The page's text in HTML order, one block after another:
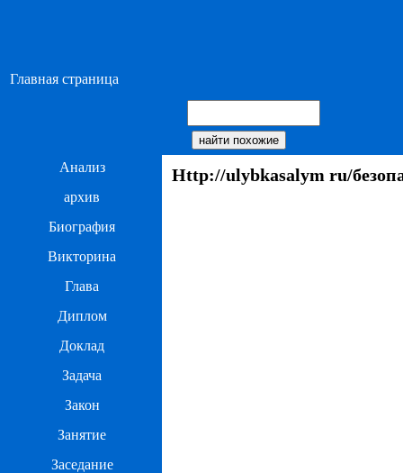
Главная страница
Анализ
архив
Биография
Викторина
Глава
Диплом
Доклад
Задача
Закон
Занятие
Заседание
Http://ulybkasalym ru/